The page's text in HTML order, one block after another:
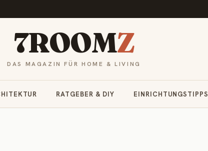
7ROOMZ
DAS MAGAZIN FÜR HOME & LIVING
RATGEBER & DIY EINRICHTUNGSTIPPS